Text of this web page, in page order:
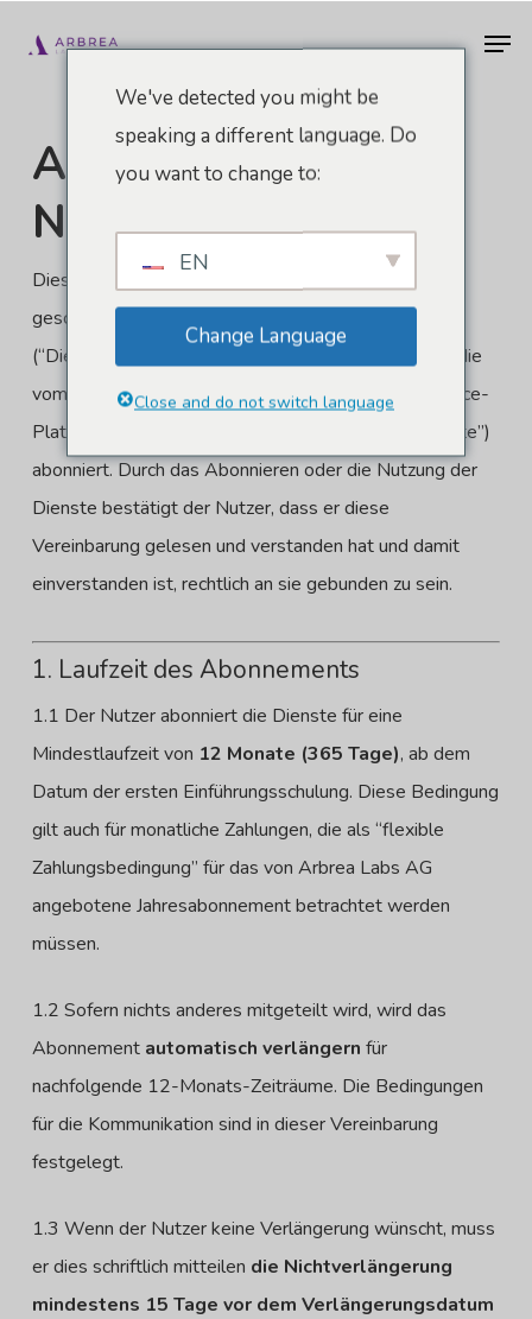
Hauptinhalt
Arbrea Suite -
Nutzungsvertrag
Diese Nutzungsvereinbarung (“Vereinbarung”) wird
geschlossen zwischen
(“Dienstanbieter”) und die
(“Nutzer”), der die
vom Dienstanbieter über seine Software-as-a-Service-
Plattform (“SaaS”) bereitgestellten Dienste (“Dienste”)
abonniert. Durch das Abonnieren oder die Nutzung der
Dienste bestätigt der Nutzer, dass er diese
Vereinbarung gelesen und verstanden hat und damit
einverstanden ist, rechtlich an sie gebunden zu sein.
1. Laufzeit des Abonnements
1.1 Der Nutzer abonniert die Dienste für eine
Mindestlaufzeit von 12 Monate (365 Tage), ab dem
Datum der ersten Einführungsschulung. Diese Bedingung
gilt auch für monatliche Zahlungen, die als “flexible
Zahlungsbedingung” für das von Arbrea Labs AG
angebotene Jahresabonnement betrachtet werden
müssen.
1.2 Sofern nichts anderes mitgeteilt wird, wird das
Abonnement automatisch verlängern für
nachfolgende 12-Monats-Zeiträume. Die Bedingungen
für die Kommunikation sind in dieser Vereinbarung
festgelegt.
1.3 Wenn der Nutzer keine Verlängerung wünscht, muss
er dies schriftlich mitteilen die Nichtverlängerung
mindestens 15 Tage vor dem Verlängerungsdatum
We've detected you might be
speaking a different language. Do
you want to change to:
EN
Change Language
Close and do not switch language